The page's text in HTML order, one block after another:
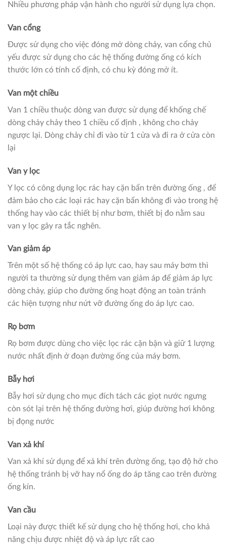
Nhiều phương pháp vận hành cho người sử dụng lựa chọn.
Van cổng
Được sử dụng cho việc đóng mở dòng chảy, van cổng chủ
yếu được sử dụng cho các hệ thống đường ống có kích
thước lớn có tính cố định, có chu kỳ đóng mở ít.
Van một chiều
Van 1 chiều thuộc dòng van được sử dụng để khống chế
dòng chảy chảy theo 1 chiều cố định , không cho chảy
ngược lại. Dòng chảy chỉ đi vào từ 1 cửa và đi ra ở cửa còn
lại
Van y lọc
Y lọc có công dụng lọc rác hay cặn bẩn trên đường ống , để
đảm bảo cho các loại rác hay cặn bẩn không đi vào trong hệ
thống hay vào các thiết bị như bơm, thiết bị đo nằm sau
van y lọc gây ra tắc nghẽn.
Van giảm áp
Trên một số hệ thống có áp lực cao, hay sau máy bơm thì
người ta thường sử dụng thêm van giảm áp để giảm áp lực
dòng chảy, giúp cho đường ống hoạt động an toàn tránh
các hiện tượng như nứt vỡ đường ống do áp lực cao.
Rọ bơm
Rọ bơm được dùng cho việc lọc rác cặn bận và giữ 1 lượng
nước nhất định ở đoạn đường ống của máy bơm.
Bẫy hơi
Bẫy hơi sử dụng cho mục đích tách các giọt nước ngưng
còn sót lại trên hệ thống đường hơi, giúp đường hơi không
bị đọng nước
Van xả khí
Van xả khí sử dụng để xả khí trên đường ống, tạo độ hở cho
hệ thống tránh bị vỡ hay nổ ống do áp tăng cao trên đường
ống kín.
Van cầu
Loại này được thiết kế sử dụng cho hệ thống hơi, cho khả
năng chịu được nhiệt độ và áp lực rất cao